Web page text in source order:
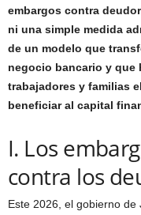
embargos contra
ni una simple medida
de un modelo que
negocio bancario y que
trabajadores y familias
beneficiar al capital
I. Los
contra los
Este 2026, el gobierno de